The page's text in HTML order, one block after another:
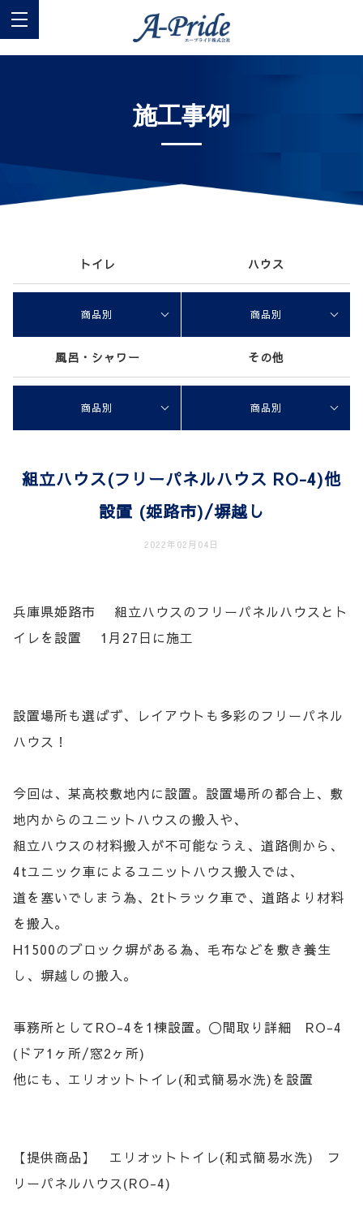
施工事例
トイレ ハウス
商品別 商品別
風呂・シャワー その他
商品別 商品別
組立ハウス(フリーパネルハウス RO-4)他
設置 (姫路市)/塀越し
2022年02月04日
兵庫県姫路市 組立ハウスのフリーパネルハウスとト
イレを設置 1月27日に施工
設置場所も選ばず、レイアウトも多彩のフリーパネル
ハウス！
今回は、某高校敷地内に設置。設置場所の都合上、敷
地内からのユニットハウスの搬入や、
組立ハウスの材料搬入が不可能なうえ、道路側から、
4tユニック車によるユニットハウス搬入では、
道を塞いでしまう為、2tトラック車で、道路より材料
を搬入。
H1500のブロック塀がある為、毛布などを敷き養生
し、塀越しの搬入。
事務所としてRO-4を1棟設置。〇間取り詳細 RO-4
(ドア1ヶ所/窓2ヶ所)
他にも、エリオットトイレ(和式簡易水洗)を設置
【提供商品】 エリオットトイレ(和式簡易水洗) フ
リーパネルハウス(RO-4)